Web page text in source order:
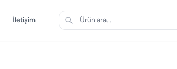
İletişim